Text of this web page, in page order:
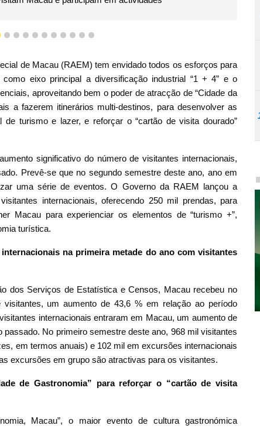
9 101112131415161718
de Macau (RAEM) tem envidado todos os esforços para
eixo principal a diversificação industrial “1 + 4” e o
aproveitando bem o poder de atracção de “Cidade da
a fazerem itinerários multi-destinos, para desenvolver as
turismo e lazer, e reforçar o “cartão de visita dourado”
significativo do número de visitantes internacionais,
Prevê-se que no segundo semestre deste ano, ano em
uma série de eventos. O Governo da RAEM lançou a
internacionais, oferecendo 250 mil prendas, para
Macau para experienciar os elementos de “turismo +”,
turística.
na primeira metade do ano com visitantes
dos Serviços de Estatística e Censos, Macau recebeu no
um aumento de 43,6 % em relação ao período
internacionais entraram em Macau, um aumento de
No primeiro semestre deste ano, 968 mil visitantes
em termos anuais) e 102 mil em excursões internacionais
excursões em grupo são atractivas para os visitantes.
de Gastronomia” para reforçar o “cartão de visita
Macau”, o maior evento de cultura gastronómica